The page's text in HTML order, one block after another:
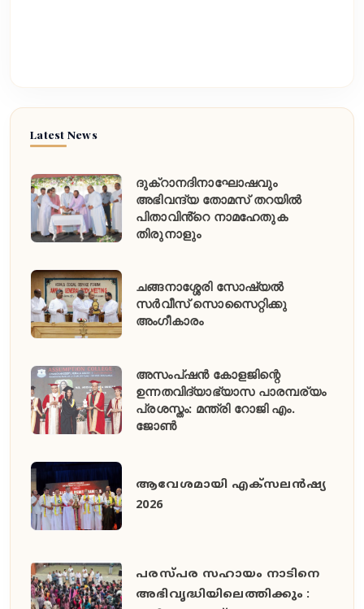
Latest News
ദുക്റാനദിനാഘോഷവും
അഭിവന്ദ്യ തോമസ് തറയിൽ
പിതാവിൻ്റെ നാമഹേതുക
തിരുനാളും
ചങ്ങനാശ്ശേരി സോഷ്യൽ
സർവീസ് സൊസൈറ്റിക്കു
അംഗീകാരം
അസംപ്ഷൻ കോളജിന്റെ
ഉന്നതവിദ്യാഭ്യാസ പാരമ്പര്യം
പ്രശസ്തം: മന്ത്രി റോജി എം.
ജോൺ
ആവേശമായി എക്സലൻഷ്യ
2026
പരസ്പര സഹായം നാടിനെ
അഭിവൃദ്ധിയിലെത്തിക്കും :